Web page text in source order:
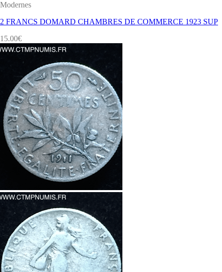
Modernes
2 FRANCS DOMARD CHAMBRES DE COMMERCE 1923 SUP
15.00€